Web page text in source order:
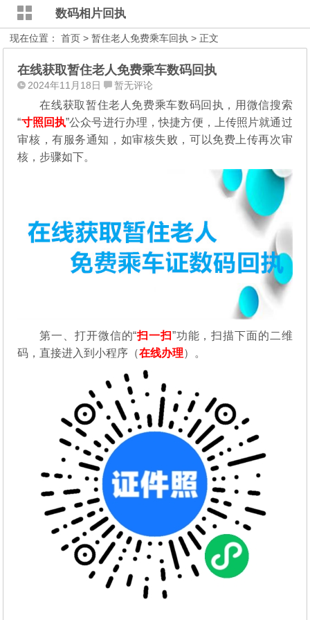
数码相片回执
现在位置：首页 >暂住老人免费乘车回执 > 正文
在线获取暂住老人免费乘车数码回执
2024年11月18日 暂无评论
在线获取暂住老人免费乘车数码回执，用微信搜索
“寸照回执”公众号进行办理，快捷方便，上传照片就通过
审核，有服务通知，如审核失败，可以免费上传再次审
核，步骤如下。
第一、打开微信的“扫一扫”功能，扫描下面的二维
码，直接进入到小程序（在线办理）。